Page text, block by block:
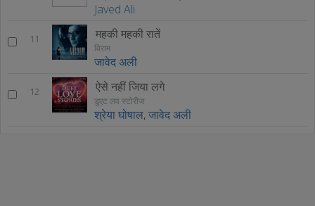
Javed Ali
11 महकी महकी रातें
विराम
जावेद अली
12 ऐसे नहीं जिया लगे
डुएट लव स्टोरीज
श्रेया घोषाल,जावेद अली